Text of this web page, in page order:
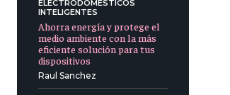
ELECTRODOMÉSTICOS
INTELIGENTES
Ahorra energía y protege el
medio ambiente con la más
eficiente solución para tus
dispositivos
Raul Sanchez